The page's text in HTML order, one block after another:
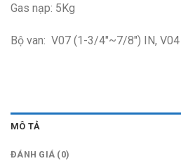
Gas nạp: 5Kg
Bộ van: V07 (1-3/4″~7/8″) IN,
MÔ TẢ
ĐÁNH GIÁ (0)